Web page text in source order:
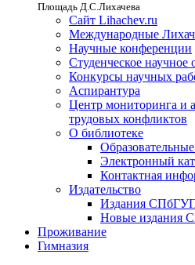
Площадь Д.С.Лихачева
Сайт Lihachev.ru
Международные
Научные конференции
Студенческое научное
Конкурсы научных
Аспирантура
Центр мониторинга и
трудовых конфликтов
О библиотеке
Электронный
Контактная
Издательство
Издания
Новые издания
Проживание
Гимназия